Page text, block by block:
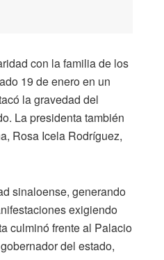
con la familia de los
19 de enero en un
la gravedad del
La presidenta también
Rosa Icela Rodríguez,
sinaloense, generando
exigiendo
culminó frente al Palacio
del estado,